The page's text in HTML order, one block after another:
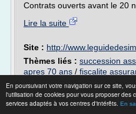
En poursuivant votre navigation sur ce site,
l'utilisation de cookies pour vous proposer des
services adaptés à vos centres d'intérêts. En
Contrats ouverts avant le 20
Lire la suite
Site : http://
Thèmes liés : succession
apres 70 ans / fiscalite
ans
succession assurance
calcul droits de succession
droit de succession